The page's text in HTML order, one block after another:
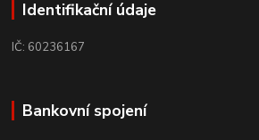
Identifikační údaje
IČ: 60236167
Bankovní spojení